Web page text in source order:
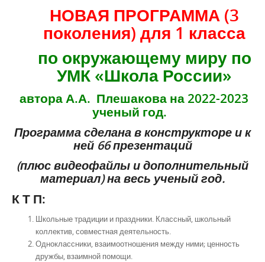
НОВАЯ ПРОГРАММА (3
поколения) для 1 класса
по окружающему миру по
УМК «Школа России»
автора А.А. Плешакова на 2022-2023
ученый год.
Программа сделана в конструкторе и к
ней 66 презентаций
(плюс видеофайлы и дополнительный
материал) на весь ученый год.
К Т П:
Школьные традиции и праздники. Классный, школьный
коллектив, совместная деятельность.
Одноклассники, взаимоотношения между ними; ценность
дружбы, взаимной помощи.